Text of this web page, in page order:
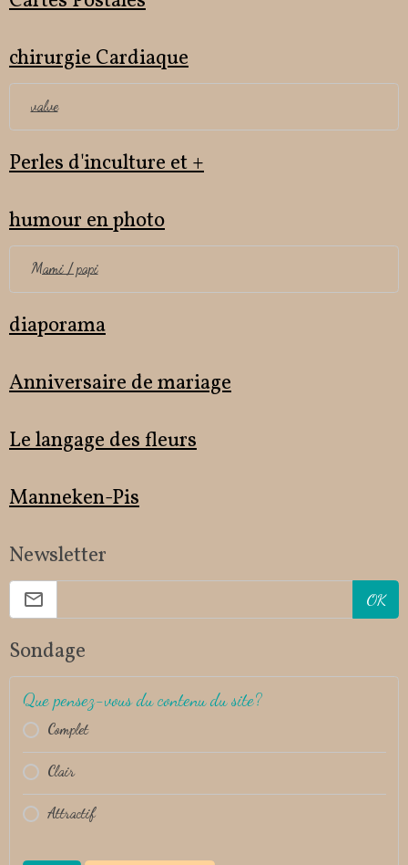
chirurgie Cardiaque
valve
Perles d'inculture et +
humour en photo
Mami / papi
diaporama
Anniversaire de mariage
Le langage des fleurs
Manneken-Pis
Newsletter
OK
Sondage
Que pensez-vous du contenu du site?
Complet
Clair
Attractif